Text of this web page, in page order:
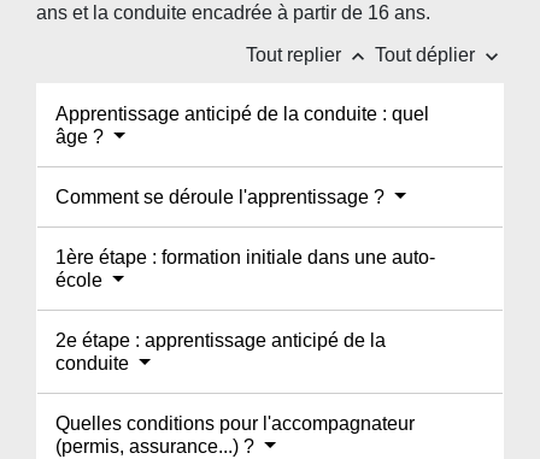
ans et la conduite encadrée à partir de 16 ans.
Tout replier keyboard_arrow_up Tout déplier keyboard_arrow_down
Apprentissage anticipé de la conduite : quel
âge ?
Comment se déroule l'apprentissage ?
1ère étape : formation initiale dans une auto-
école
2e étape : apprentissage anticipé de la
conduite
Quelles conditions pour l'accompagnateur
(permis, assurance...) ?